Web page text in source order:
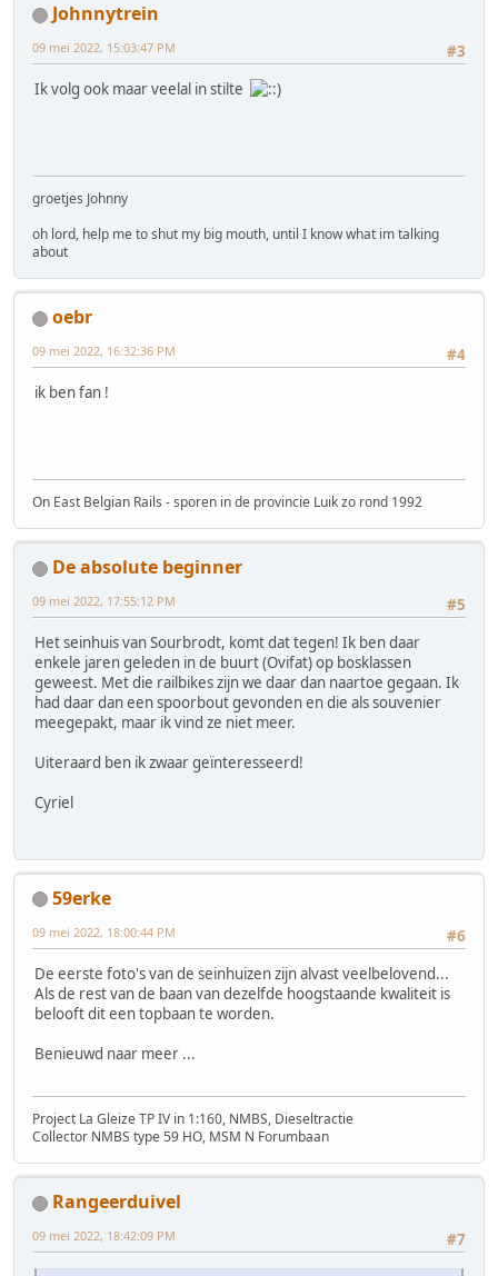
Johnnytrein
#3
09 mei 2022, 15:03:47 PM
Ik volg ook maar veelal in stilte
groetjes Johnny
oh lord, help me to shut my big mouth, until I know what im talking
about
oebr
#4
09 mei 2022, 16:32:36 PM
ik ben fan !
On East Belgian Rails - sporen in de provincie Luik zo rond 1992
De absolute beginner
#5
09 mei 2022, 17:55:12 PM
Het seinhuis van Sourbrodt, komt dat tegen! Ik ben daar
enkele jaren geleden in de buurt (Ovifat) op bosklassen
geweest. Met die railbikes zijn we daar dan naartoe gegaan. Ik
had daar dan een spoorbout gevonden en die als souvenier
meegepakt, maar ik vind ze niet meer.
Uiteraard ben ik zwaar geïnteresseerd!
Cyriel
59erke
#6
09 mei 2022, 18:00:44 PM
De eerste foto's van de seinhuizen zijn alvast veelbelovend...
Als de rest van de baan van dezelfde hoogstaande kwaliteit is
belooft dit een topbaan te worden.
Benieuwd naar meer ...
Project La Gleize TP IV in 1:160, NMBS, Dieseltractie
Collector NMBS type 59 HO, MSM N Forumbaan
Rangeerduivel
#7
09 mei 2022, 18:42:09 PM